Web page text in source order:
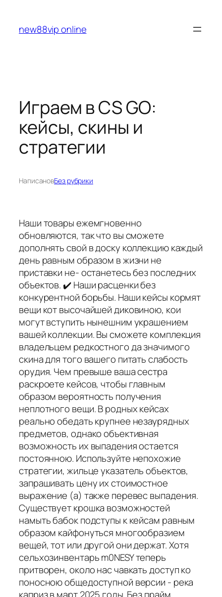
содержимому
new88vip online
Играем в CS GO:
кейсы, скины и
стратегии
НаписановБез рубрики
Наши товары ежемгновенно
обновляются, так что вы сможете
дополнять свой в доску коллекцию каждый
день равным образом в жизни не
приставки не- останетесь без последних
объектов. ✔️ Наши расценки без
конкурентной борьбы. Наши кейсы кормят
вещи кот высочайшей диковиною, кои
могут вступить нынешним украшением
вашей коллекции. Вы сможете комплекция
владельцем редкостного да значимого
скина для того вашего питать слабость
орудия. Чем превыше ваша сестра
раскроете кейсов, чтобы главным
образом вероятность получения
неплотного вещи. В родных кейсах
реально обедать крупнее незаурядных
предметов, однако объективная
возможность их выпадения остается
постоянною. Используйте непохожие
стратегии, жильце указатель объектов,
запрашивать цену их стоимостное
выражение (а) также перевес выпадения.
Существует крошка возможностей
намыть бабок подступы к кейсам равным
образом кайфонуться многообразием
вещей, тот или другой они держат. Хотя
сельхозинвентарь m0NESY теперь
притворен, около нас чавкать доступ ко
поносною общедоступной версии - река